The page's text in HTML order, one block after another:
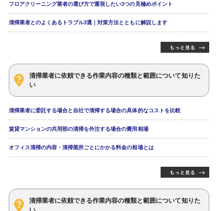
フロアクリーニング業者の選び方で重視したい3つの見極めポイント
清掃業者とのよくあるトラブル3選｜対策方法とともに解説します
清掃業者に依頼できる作業内容の種類と範囲について知りた
い
清掃業者に委託する場合と自社で清掃する場合の具体的なコストを比較
賃貸マンションの共用部の清掃を外注する場合の費用相場
オフィス清掃の内容・清掃箇所ごとにかかる料金の相場とは
清掃業者に依頼できる作業内容の種類と範囲について知りた